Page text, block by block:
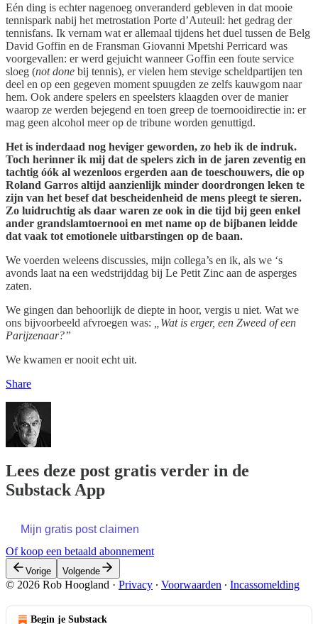
Eén ding is echter nagenoeg onveranderd gebleven in dat mooie
tennispark nabij het metrostation Porte d’Auteuil: het gedrag der
tennisfans. Ik vernam wat er allemaal tijdens het duel tussen de Belg
David Goffin en de Fransman Giovanni Mpetshi Perricard was
voorgevallen: er werd gejuicht wanneer Goffin een foute service
sloeg (not done bij tennis), er vielen hem stevige scheldpartijen ten
deel en op een gegeven moment spuugden ze zelfs kauwgom naar
hem. Ook andere spelers en speelsters klaagden over de manier
waarop ze werden bejegend en toen greep de toernooidirectie in: er
mag geen alcohol meer op de tribune worden genuttigd.
Het is inderdaad nog heviger geworden, zo heb ik de indruk.
Toch herinner ik mij dat de spelers zich in de jaren zeventig en
tachtig óók al wezenloos ergerden aan de toeschouwers, die op
Roland Garros altijd aanzienlijk minder doordrongen leken te
zijn van het besef dat bescheidenheid de mens pleegt te sieren.
Zo luidruchtig als daar waren ze ook in die tijd bij geen enkel
ander grandslamtoernooi en met name op de bijbanen leidde
dat vaak tot emotionele uitbarstingen op de baan.
We voerden weleens discussies, mijn collega’s en ik, als we ‘s
avonds laat na een wedstrijddag bij Le Petit Zinc aan de asperges
zaten.
We gingen dan behoorlijk de diepte in hoor, vergis u niet. Wat we
ons bijvoorbeeld afvroegen was:
„Wat is erger, een Zweed of een
Parijzenaar?”
We kwamen er nooit echt uit.
Share
Lees deze post gratis verder in de
Substack App
Mijn gratis post claimen
Of koop een betaald abonnement
Vorige Volgende
© 2026 Rob Hoogland · Privacy ∙ Voorwaarden ∙ Incassomelding
Begin je Substack